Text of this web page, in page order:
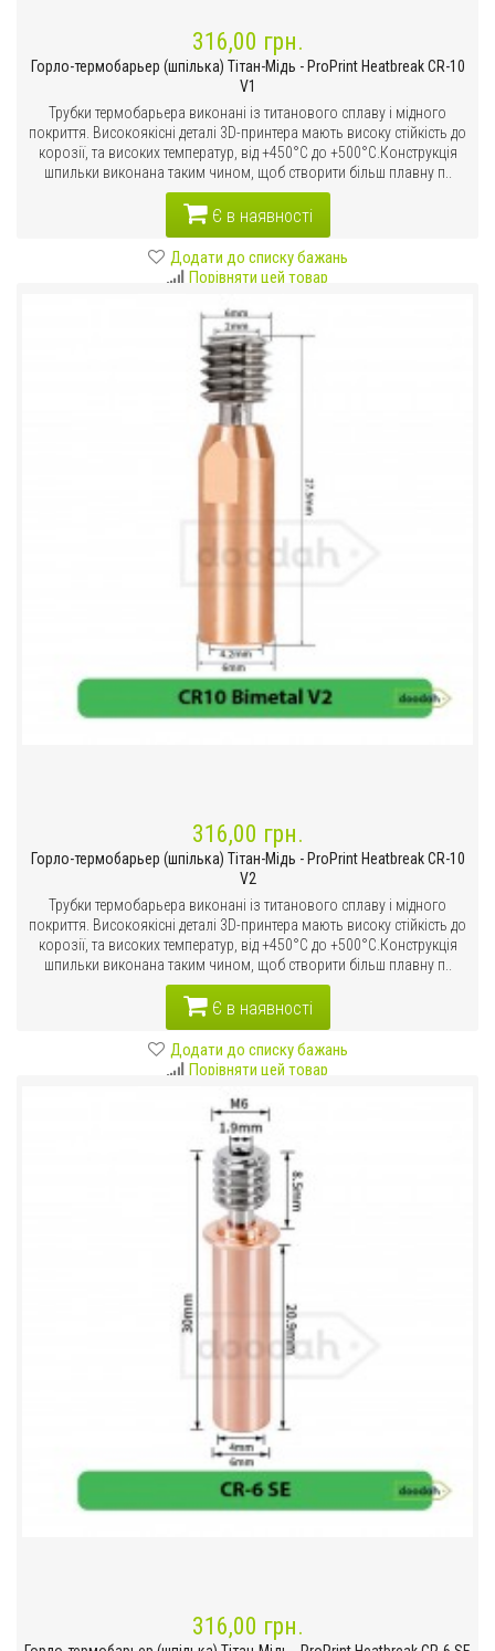
316,00 грн.
Горло-термобарьер (шпілька) Тітан-Мідь - ProPrint Heatbreak CR-10
V1
Трубки термобарьера виконані із титанового сплаву і мідного
покриття. Високоякісні деталі 3D-принтера мають високу стійкість до
корозії, та високих температур, від +450°C до +500°C.Конструкція
шпильки виконана таким чином, щоб створити більш плавну п..
Є в наявності
Додати до списку бажань
Порівняти цей товар
316,00 грн.
Горло-термобарьер (шпілька) Тітан-Мідь - ProPrint Heatbreak CR-10
V2
Трубки термобарьера виконані із титанового сплаву і мідного
покриття. Високоякісні деталі 3D-принтера мають високу стійкість до
корозії, та високих температур, від +450°C до +500°C.Конструкція
шпильки виконана таким чином, щоб створити більш плавну п..
Є в наявності
Додати до списку бажань
Порівняти цей товар
316,00 грн.